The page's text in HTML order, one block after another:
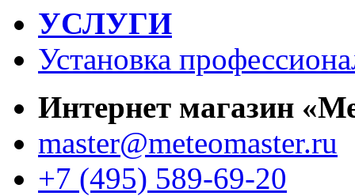
УСЛУГИ
Установка
Интернет магазин
master@meteomaster.ru
+7 (495) 589-69-20